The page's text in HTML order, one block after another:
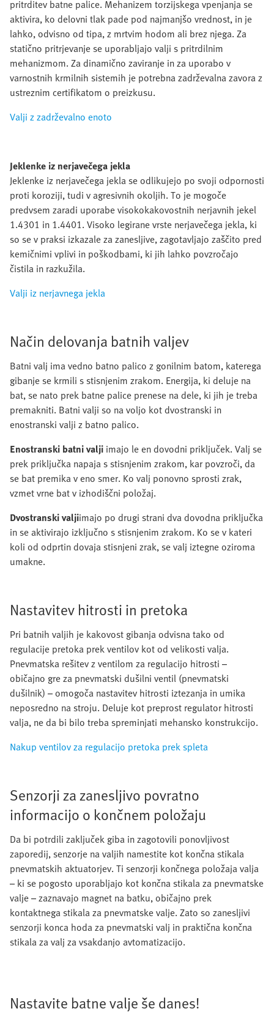
pritrditev batne palice. Mehanizem torzijskega vpenjanja se
aktivira, ko delovni tlak pade pod najmanjšo vrednost, in je
lahko, odvisno od tipa, z mrtvim hodom ali brez njega. Za
statično pritrjevanje se uporabljajo valji s pritrdilnim
mehanizmom. Za dinamično zaviranje in za uporabo v
varnostnih krmilnih sistemih je potrebna zadrževalna zavora z
ustreznim certifikatom o preizkusu.
Valji z zadrževalno enoto
Jeklenke iz nerjavečega jekla
Jeklenke iz nerjavečega jekla se odlikujejo po svoji odpornosti
proti koroziji, tudi v agresivnih okoljih. To je mogoče
predvsem zaradi uporabe visokokakovostnih nerjavnih jekel
1.4301 in 1.4401. Visoko legirane vrste nerjavečega jekla, ki
so se v praksi izkazale za zanesljive, zagotavljajo zaščito pred
kemičnimi vplivi in poškodbami, ki jih lahko povzročajo
čistila in razkužila.
Valji iz nerjavnega jekla
Način delovanja batnih valjev
Batni valj ima vedno batno palico z gonilnim batom, katerega
gibanje se krmili s stisnjenim zrakom. Energija, ki deluje na
bat, se nato prek batne palice prenese na dele, ki jih je treba
premakniti. Batni valji so na voljo kot dvostranski in
enostranski valji z batno palico.
Enostranski batni valji imajo le en dovodni priključek. Valj se
prek priključka napaja s stisnjenim zrakom, kar povzroči, da
se bat premika v eno smer. Ko valj ponovno sprosti zrak,
vzmet vrne bat v izhodiščni položaj.
Dvostranski valjiimajo po drugi strani dva dovodna priključka
in se aktivirajo izključno s stisnjenim zrakom. Ko se v kateri
koli od odprtin dovaja stisnjeni zrak, se valj iztegne oziroma
umakne.
Nastavitev hitrosti in pretoka
Pri batnih valjih je kakovost gibanja odvisna tako od
regulacije pretoka prek ventilov kot od velikosti valja.
Pnevmatska rešitev z ventilom za regulacijo hitrosti –
običajno gre za pnevmatski dušilni ventil (pnevmatski
dušilnik) – omogoča nastavitev hitrosti iztezanja in umika
neposredno na stroju. Deluje kot preprost regulator hitrosti
valja, ne da bi bilo treba spreminjati mehansko konstrukcijo.
Nakup ventilov za regulacijo pretoka prek spleta
Senzorji za zanesljivo povratno
informacijo o končnem položaju
Da bi potrdili zaključek giba in zagotovili ponovljivost
zaporedij, senzorje na valjih namestite kot končna stikala
pnevmatskih aktuatorjev. Ti senzorji končnega položaja valja
– ki se pogosto uporabljajo kot končna stikala za pnevmatske
valje – zaznavajo magnet na batku, običajno prek
kontaktnega stikala za pnevmatske valje. Zato so zanesljivi
senzorji konca hoda za pnevmatski valj in praktična končna
stikala za valj za vsakdanjo avtomatizacijo.
Nastavite batne valje še danes!